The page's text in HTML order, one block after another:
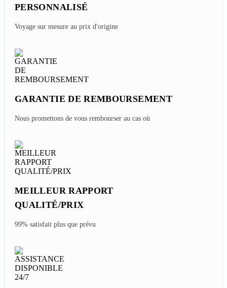
Vietnam
Friday, 07/31/2026
EXPERT LOCAL VOYAGE
PERSONNALISÉ
Voyage sur mesure au prix d'origine
GARANTIE DE REMBOURSEMENT
Nous promettons de vous rembourser au cas où